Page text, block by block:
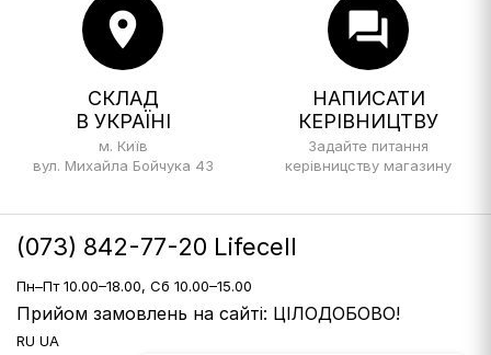
location_on
СКЛАД
В УКРАЇНІ
м. Київ
вул. Михайла Бойчука 43
forum
НАПИСАТИ
КЕРІВНИЦТВУ
Задайте питання
керівницству магазину
(073) 842-77-20 Lifecell
Пн–Пт 10.00–18.00, Сб 10.00–15.00
Прийом замовлень на сайті: ЦІЛОДОБОВО!
RU UA